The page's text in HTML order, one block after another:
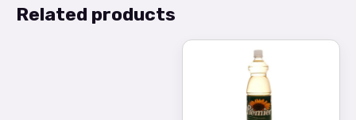
Related products